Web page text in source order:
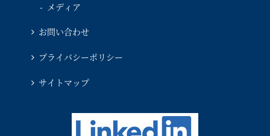
メディア
お問い合わせ
プライバシーポリシー
サイトマップ